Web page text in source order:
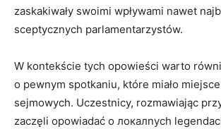
zaskakiwały swoimi wpływami nawet
sceptycznych parlamentarzystów.
W kontekście tych opowieści warto
o pewnym spotkaniu, które miało
sejmowych. Uczestnicy, rozmawiając
zaczęli opowiadać o локалnych